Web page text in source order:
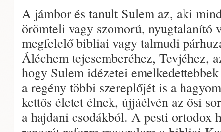
A jámbor és tanult Sulem az, aki
örömteli vagy szomorú, nyugtalanító
megfelelő bibliai vagy talmudi
Áléchem tejesemberéhez, Tevjéhez,
hogy Sulem idézetei
a regény többi szereplőjét is a
kettős életet élnek, újjáélvén az ősi
a hajdani csodákból. A pesti ortodox